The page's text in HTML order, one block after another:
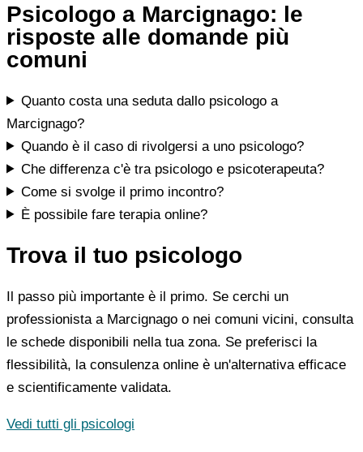
Psicologo a Marcignago: le
risposte alle domande più
comuni
Quanto costa una seduta dallo psicologo a
Marcignago?
Quando è il caso di rivolgersi a uno psicologo?
Che differenza c'è tra psicologo e psicoterapeuta?
Come si svolge il primo incontro?
È possibile fare terapia online?
Trova il tuo psicologo
Il passo più importante è il primo. Se cerchi un
professionista a Marcignago o nei comuni vicini, consulta
le schede disponibili nella tua zona. Se preferisci la
flessibilità, la consulenza online è un'alternativa efficace
e scientificamente validata.
Vedi tutti gli psicologi